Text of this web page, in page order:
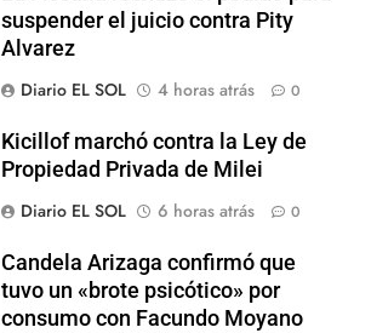
suspender el juicio contra Pity
Alvarez
Diario EL SOL
4 horas atrás 0
Kicillof marchó contra la Ley de
Propiedad Privada de Milei
Diario EL SOL
6 horas atrás 0
Candela Arizaga confirmó que
tuvo un «brote psicótico» por
consumo con Facundo Moyano